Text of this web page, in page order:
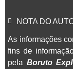
NOTA DO
As informações
fins de
pela Boruto